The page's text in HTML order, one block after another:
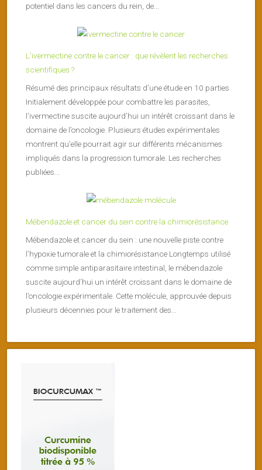
potentiel dans les cancers du rein, de...
L’ivermectine contre le cancer : que révèlent les recherches
scientifiques ?
Résumé des principaux résultats d’une étude en 10 parties
Initialement développée pour combattre les parasites,
l’ivermectine suscite aujourd’hui un intérêt croissant dans le
domaine de l’oncologie. Plusieurs études expérimentales
montrent qu’elle pourrait agir sur différents mécanismes
impliqués dans la progression tumorale. Les recherches
publiées...
Mébendazole et cancer du sein contre la chimiorésistance
Mébendazole et cancer du sein : une nouvelle piste contre
l’hypoxie tumorale et la chimiorésistance Longtemps utilisé
comme simple antiparasitaire intestinal, le mébendazole
suscite aujourd’hui un intérêt croissant dans le domaine de
l’oncologie expérimentale. Cette molécule, approuvée depuis
plusieurs décennies pour le traitement des...